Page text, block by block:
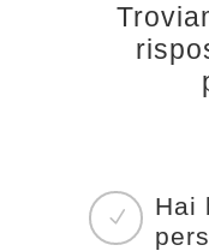
Hai